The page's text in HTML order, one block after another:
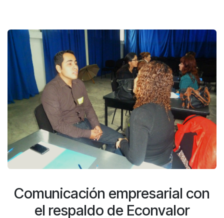
Comunicación empresarial con
el respaldo de Econvalor